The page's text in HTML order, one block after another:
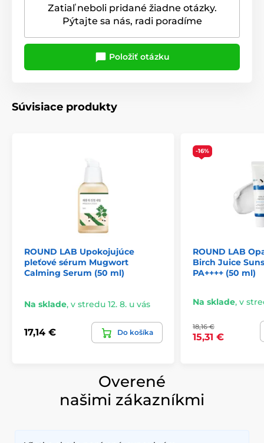
Zatiaľ neboli pridané žiadne otázky.
Pýtajte sa nás, radi poradíme
Položiť otázku
Súvisiace produkty
ROUND LAB Upokojujúce
pleťové sérum Mugwort
Calming Serum (50 ml)
Na sklade, v stredu 12. 8. u vás
17,14 € Do košíka
-16%
ROUND LAB
Birch Juice
PA++++ (50 ml)
Na sklade, v
18,16 €
15,31 €
Overené
našimi zákazníkmi